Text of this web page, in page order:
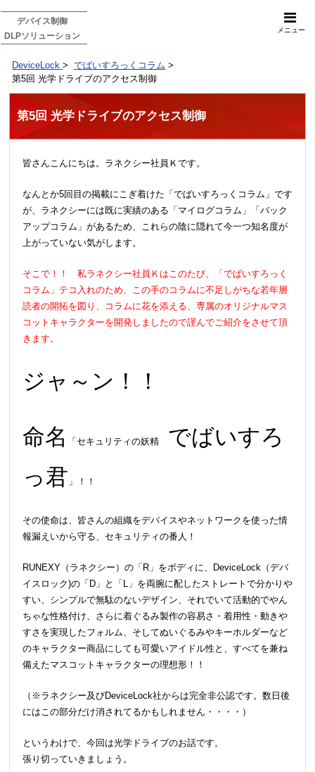
メニュー
デバイス制御
DLPソリューション
DeviceLock > でばいすろっくコラム >
第5回 光学ドライブのアクセス制御
第5回 光学ドライブのアクセス制御
皆さんこんにちは。ラネクシー社員Ｋです。
なんとか5回目の掲載にこぎ着けた「でばいすろっくコラム」です
が、ラネクシーには既に実績のある「マイログコラム」「バック
アップコラム」があるため、これらの陰に隠れて今一つ知名度が
上がっていない気がします。
そこで！！ 私ラネクシー社員Ｋはこのたび、「でばいすろっく
コラム」テコ入れのため、この手のコラムに不足しがちな若年層
読者の開拓を図り、コラムに花を添える、専属のオリジナルマス
コットキャラクターを開発しましたので謹んでご紹介をさせて頂
きます。
ジャ～ン！！
命名 「セキュリティの妖精 でばいすろ
っ君 」！！
その使命は、皆さんの組織をデバイスやネットワークを使った情
報漏えいから守る、セキュリティの番人！
RUNEXY（ラネクシー）の「R」をボディに、DeviceLock（デバ
イスロック)の「D」と「L」を両腕に配したストレートで分かりや
すい、シンプルで無駄のないデザイン、それでいて活動的でやん
ちゃな性格付け、さらに着ぐるみ製作の容易さ・着用性・動きや
すさを実現したフォルム、そしてぬいぐるみやキーホルダーなど
のキャラクター商品にしても可愛いアイドル性と、すべてを兼ね
備えたマスコットキャラクターの理想形！！
（※ラネクシー及びDeviceLock社からは完全非公認です。数日後
にはこの部分だけ消されてるかもしれません・・・・）
というわけで、今回は光学ドライブのお話です。
張り切っていきましょう。